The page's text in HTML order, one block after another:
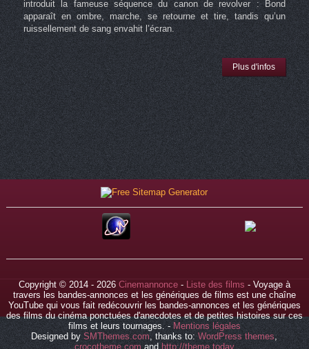
introduit la fameuse séquence du canon de revolver : Bond
apparaît en ombre, marche, se retourne et tire, tandis qu’un
ruissellement de sang envahit l’écran.
Plus d'infos
Copyright © 2014 - 2026 Cinemannonce- Liste des films - Voyage à
travers les bandes-annonces et les génériques de films est une chaîne
YouTube qui vous fait redécouvrir les bandes-annonces et les génériques
des films du cinéma ponctuées d'anecdotes et de petites histoires sur ces
films et leurs tournages. - Mentions légales
Designed bySMThemes.com, thanks to:WordPress themes,
crocotheme.comandhttp://theme.today